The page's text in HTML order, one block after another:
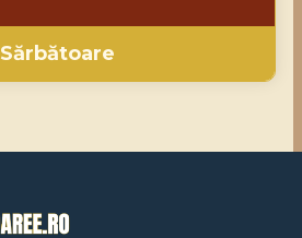
Sărbătoare